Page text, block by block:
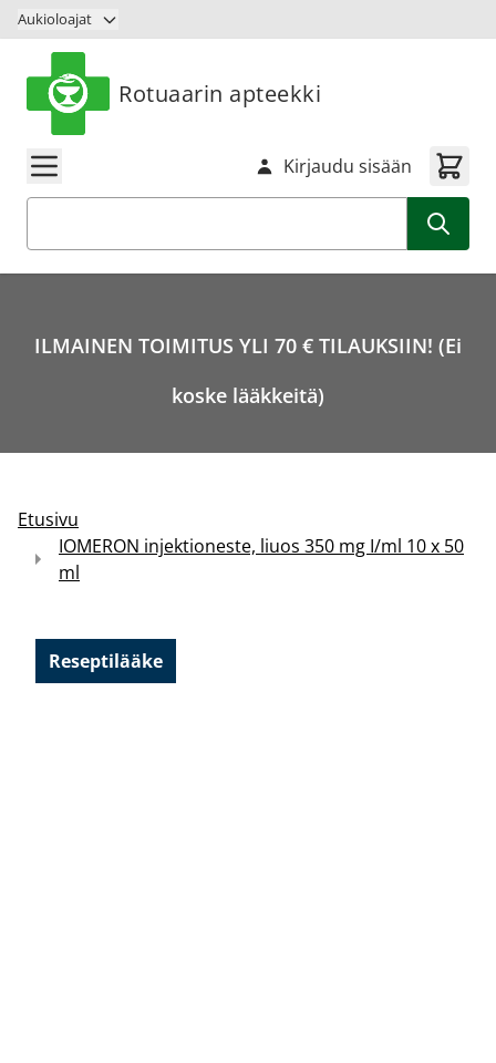
Siirry sisältöön
Aukioloajat
Rotuaarin apteekki
Kirjaudu sisään
ILMAINEN TOIMITUS YLI 70 € TILAUKSIIN! (Ei
koske lääkkeitä)
Etusivu
IOMERON injektioneste, liuos 350 mg I/ml 10 x 50
ml
Reseptilääke